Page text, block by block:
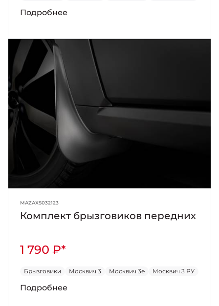
Подробнее
MAZAXS032123
Комплект брызговиков передних
1 790 ₽*
Брызговики Москвич 3 Москвич 3е Москвич 3 РУ
Подробнее